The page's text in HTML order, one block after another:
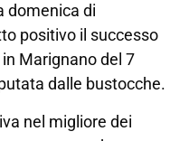
domenica di
positivo il successo
Marignano del 7
dalle bustocche.
nel migliore dei